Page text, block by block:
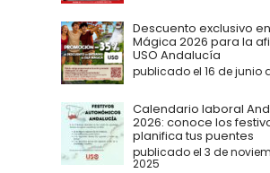
Descuento exclusivo
Mágica 2026 para la
USO Andalucía
publicado el 16 de junio
Calendario laboral
2026: conoce los
planifica tus puentes
publicado el 3 de
2025